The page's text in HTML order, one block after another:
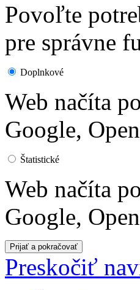
Povoľte
pre správne
Doplnkové
Web načíta
Google,
Štatistické
Web načíta
Google,
Preskočiť